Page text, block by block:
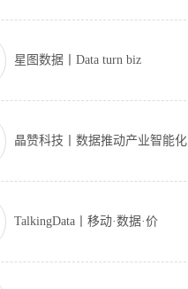
星图数据丨Data turn biz
晶赞科技丨数据推动产业智能化
TalkingData丨移动·数据·价